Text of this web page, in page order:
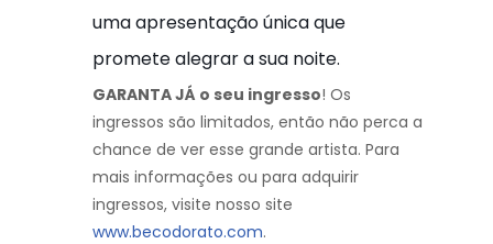
uma apresentação única que
promete alegrar a sua noite.
GARANTA JÁ o seu ingresso! Os
ingressos são limitados, então não perca a
chance de ver esse grande artista. Para
mais informações ou para adquirir
ingressos, visite nosso site
www.becodorato.com.